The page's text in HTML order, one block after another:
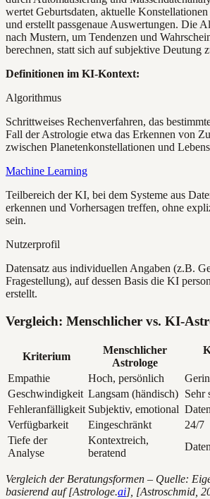
wertet Geburtsdaten, aktuelle
und erstellt passgenaue Auswertungen. Die
nach Mustern, um Tendenzen und
berechnen, statt sich auf subjektive Deutung
Definitionen im KI-Kontext:
Algorithmus
Schrittweises Rechenverfahren, das
Fall der Astrologie etwa das Erkennen von
zwischen Planetenkonstellationen und
Machine Learning
Teilbereich der KI, bei dem Systeme aus
erkennen und Vorhersagen treffen, ohne
sein.
Nutzerprofil
Datensatz aus individuellen Angaben (z.B.
Fragestellung), auf dessen Basis die KI
erstellt.
Vergleich: Menschlicher vs. KI-
Kriterium
Menschlicher
Astrologe
Empathie
Hoch, persönlich
Geschwindigkeit Langsam (händisch) Sehr
Fehleranfälligkeit Subjektiv, emotional
Verfügbarkeit
Eingeschränkt
24/7
Tiefe der
Analyse
Kontextreich,
beratend
Vergleich der Beratungsformen – Quelle:
basierend auf [Astrologe.ai], [Astroschmid,